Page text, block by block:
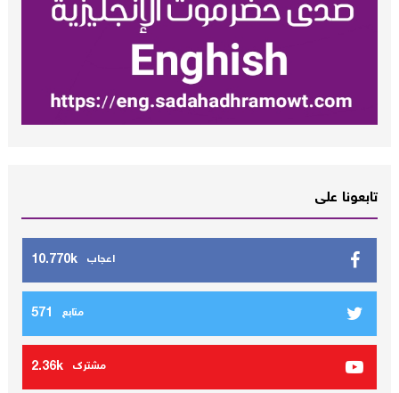
تابعونا على
10.770k اعجاب
571 متابع
2.36k مشترك